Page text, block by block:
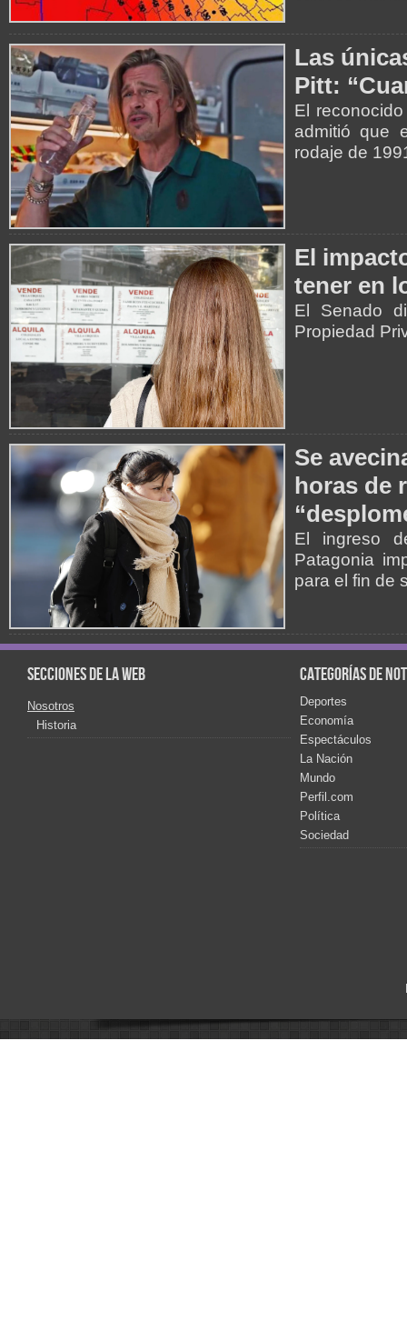
Las
Pitt:
El
admitió que
rodaje de
El
tener en
El Senado
Propiedad
Se
horas de
El ingreso
Patagonia
para el fin de
Secciones de la web
Nosotros
Historia
Categorías de
Deportes
Economía
Espectáculos
La Nación
Mundo
Perfil.com
Política
Sociedad